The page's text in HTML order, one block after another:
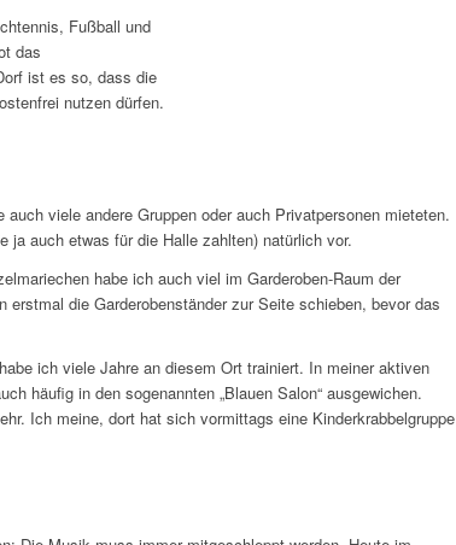
Fußball und
das
ist es so, dass die
nutzen dürfen.
viele andere Gruppen oder auch Privatpersonen mieteten.
ja auch etwas für die Halle zahlten) natürlich vor.
habe ich auch viel im Garderoben-Raum der
erstmal die Garderobenständer zur Seite schieben, bevor das
ich viele Jahre an diesem Ort trainiert. In meiner aktiven
häufig in den sogenannten „Blauen Salon“ ausgewichen.
Ich meine, dort hat sich vormittags eine Kinderkrabbelgruppe